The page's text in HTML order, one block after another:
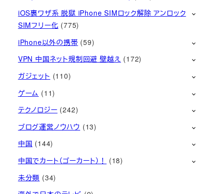
iOS裏ワザ系 脱獄 iPhone SIMロック解除 アンロック
SIMフリー化 (775)
iPhone以外の携帯 (59)
VPN 中国ネット規制回避 壁越え (172)
ガジェット (110)
ゲーム (11)
テクノロジー (242)
ブログ運営ノウハウ (13)
中国 (144)
中国でカート（ゴーカート）！
(18)
未分類 (34)